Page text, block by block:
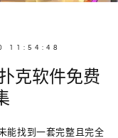
11:54:48
克软件免费
能找到一套完整且完全